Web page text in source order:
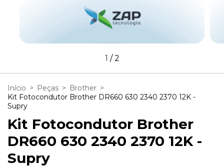
1 /2
Início > Peças > Brother >
Kit Fotocondutor Brother DR660 630 2340 2370 12K -
Supry
Kit Fotocondutor Brother
DR660 630 2340 2370 12K -
Supry